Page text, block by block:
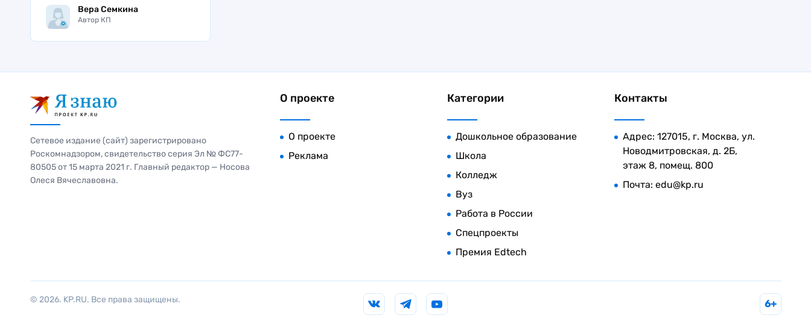
Вера Семкина
Автор КП
Сетевое издание (сайт) зарегистрировано
Роскомнадзором, свидетельство серия Эл № ФС77-
80505 от 15 марта 2021 г. Главный редактор — Носова
Олеся Вячеславовна.
О проекте
О проекте
Реклама
Категории
Дошкольное образование
Школа
Колледж
Вуз
Работа в России
Спецпроекты
Премия Edtech
Контакты
Адрес: 127015, г. Москва, ул.
Новодмитровская, д. 2Б,
этаж 8, помещ. 800
Почта: edu@kp.ru
© 2026. KP.RU. Все права защищены. 6+